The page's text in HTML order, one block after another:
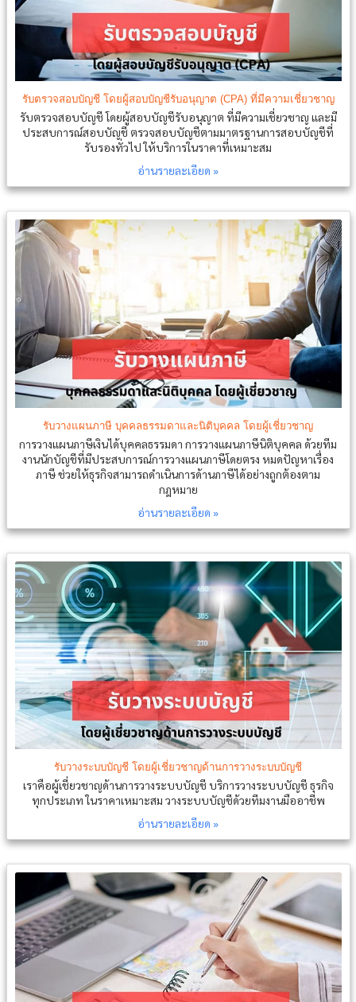
รับตรวจสอบบัญชี โดยผู้สอบบัญชีรับอนุญาต (CPA) ที่มีความเชี่ยวชาญ
รับตรวจสอบบัญชี โดยผู้สอบบัญชีรับอนุญาต ที่มีความเชี่ยวชาญ และมี
ประสบการณ์สอบบัญชี ตรวจสอบบัญชีตามมาตรฐานการสอบบัญชีที่
รับรองทั่วไป ให้บริการในราคาที่เหมาะสม
อ่านรายละเอียด »
รับวางแผนภาษี บุคคลธรรมดาและนิติบุคคล โดยผู้เชี่ยวชาญ
การวางแผนภาษีเงินได้บุคคลธรรมดา การวางแผนภาษีนิติบุคคล ด้วยทีม
งานนักบัญชีที่มีประสบการณ์การวางแผนภาษีโดยตรง หมดปัญหาเรื่อง
ภาษี ช่วยให้ธุรกิจสามารถดำเนินการด้านภาษีได้อย่างถูกต้องตาม
กฎหมาย
อ่านรายละเอียด »
รับวางระบบบัญชี โดยผู้เชี่ยวชาญด้านการวางระบบบัญชี
เราคือผู้เชี่ยวชาญด้านการวางระบบบัญชี บริการวางระบบบัญชี ธุรกิจ
ทุกประเภท ในราคาเหมาะสม วางระบบบัญชีด้วยทีมงานมืออาชีพ
อ่านรายละเอียด »